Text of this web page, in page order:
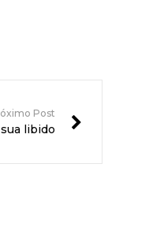
Post
libido